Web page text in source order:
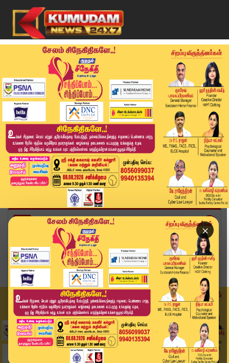
×
Home
வீடியோ ஸ்டோரி
தமிழ்நாடு பட்ஜெட்.. பிரேமலதா சொன்ன எதிர்பாரா பதில்